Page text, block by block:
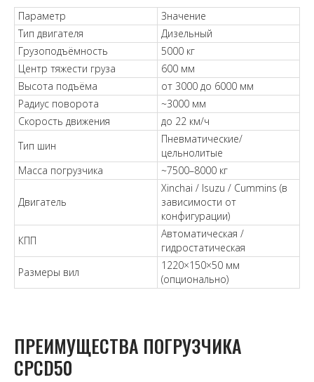
Параметр
Значение
Тип двигателя
Дизельный
Грузоподъёмность
5000 кг
Центр тяжести груза
600 мм
Высота подъёма
от 3000 до 6000 мм
Радиус поворота
~3000 мм
Скорость движения
до 22 км/ч
Тип шин
Пневматические/
цельнолитые
Масса погрузчика
~7500–8000 кг
Двигатель
Xinchai / Isuzu / Cummins (в
зависимости от
конфигурации)
КПП
Автоматическая /
гидростатическая
Размеры вил
1220×150×50 мм
(опционально)
ПРЕИМУЩЕСТВА ПОГРУЗЧИКА
CPCD50